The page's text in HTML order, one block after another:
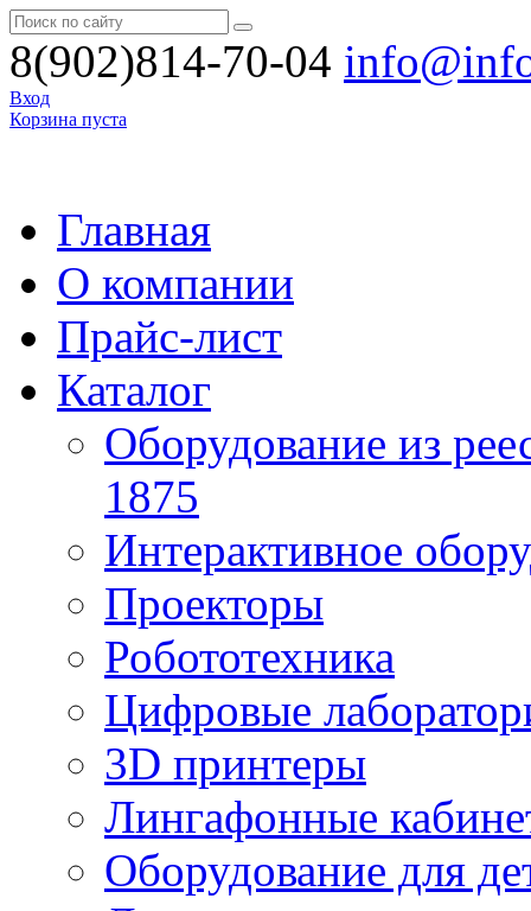
8(902)814-70-04
Вход
Корзина пуста
Главная
О компании
Прайс-лист
Каталог
Оборудование из
1875
Интерактивное
Проекторы
Робототехника
Цифровые
3D принтеры
Лингафонные
Оборудование для